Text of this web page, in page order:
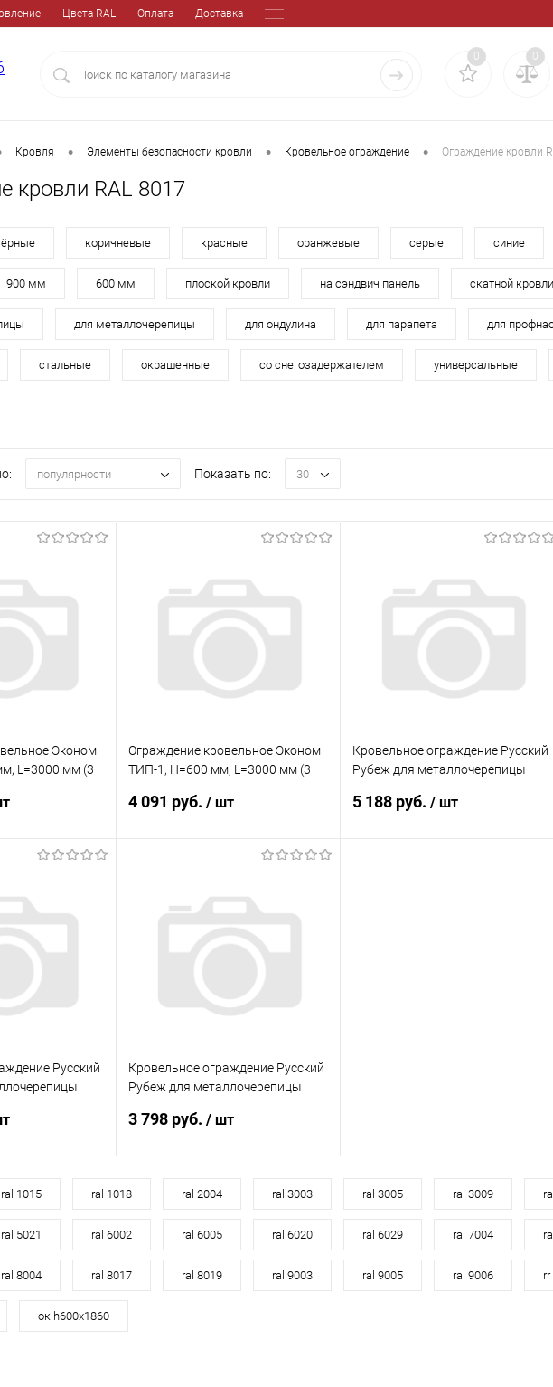
Цвета RAL Оплата Доставка
0 0
Кровля • Элементы безопасности кровли • Кровельное ограждение • Ограждение кровли
кровли RAL 8017
коричневые красные оранжевые серые синие
900 мм 600 мм плоской кровли на сэндвич панель скатной кровли
для металлочерепицы для ондулина для парапета для
стальные окрашенные со снегозадержателем универсальные
популярности Показать по: 30
Эконом
L=3000 мм (3
Сравнение
Под заказ
Ограждение кровельное Эконом
ТИП-1, H=600 мм, L=3000 мм (3
4 091 руб. / шт
Купить в 1 клик Сравнение
В избранное Под заказ
Кровельное ограждение Русский
Рубеж для металлочерепицы
(Коричневый)
5 188 руб. / шт
Русский
Сравнение
Под заказ
Кровельное ограждение Русский
Рубеж для металлочерепицы
(Коричневый)
3 798 руб. / шт
В корзину
Купить в 1 клик Сравнение
В избранное Под заказ
ral 1015 ral 1018 ral 2004 ral 3003 ral 3005 ral 3009
ral 5021 ral 6002 ral 6005 ral 6020 ral 6029 ral 7004
ral 8004 ral 8017 ral 8019 ral 9003 ral 9005 ral 9006 rr
ок h600х1860